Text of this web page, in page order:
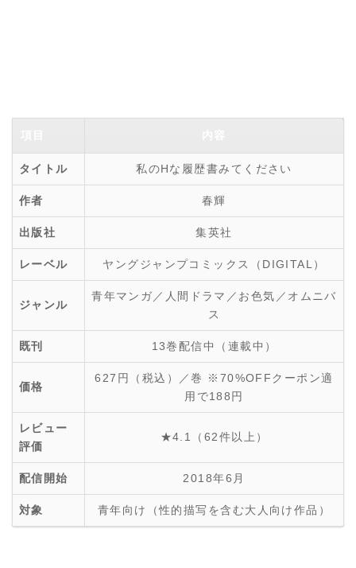
タイトル 私のHな履歴書みてください
作者 春輝
出版社 集英社
レーベル ヤングジャンプコミックス（DIGITAL）
ジャンル
青年マンガ／人間ドラマ／お色気／オムニバ
ス
既刊 13巻配信中（連載中）
価格
627円（税込）／巻 ※70%OFFクーポン適
用で188円
レビュー
評価
★4.1（62件以上）
配信開始 2018年6月
対象 青年向け（性的描写を含む大人向け作品）